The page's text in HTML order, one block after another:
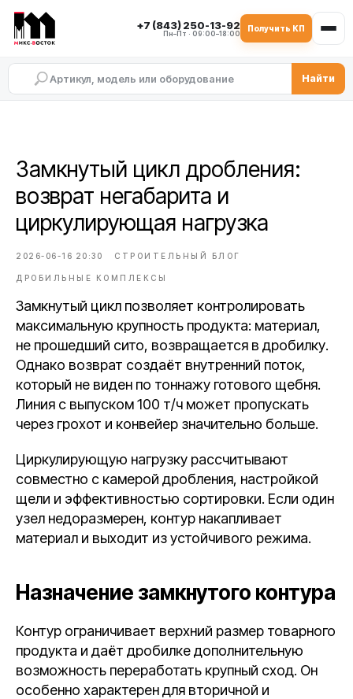
+7 (843) 250-13-92
Пн–Пт · 09:00–18:00
Получить КП
Найти
Замкнутый цикл дробления:
возврат негабарита и
циркулирующая нагрузка
2026-06-16 20:30 СТРОИТЕЛЬНЫЙ БЛОГ
ДРОБИЛЬНЫЕ КОМПЛЕКСЫ
Замкнутый цикл позволяет контролировать
максимальную крупность продукта: материал,
не прошедший сито, возвращается в дробилку.
Однако возврат создаёт внутренний поток,
который не виден по тоннажу готового щебня.
Линия с выпуском 100 т/ч может пропускать
через грохот и конвейер значительно больше.
Циркулирующую нагрузку рассчитывают
совместно с камерой дробления, настройкой
щели и эффективностью сортировки. Если один
узел недоразмерен, контур накапливает
материал и выходит из устойчивого режима.
Назначение замкнутого контура
Контур ограничивает верхний размер товарного
продукта и даёт дробилке дополнительную
возможность переработать крупный сход. Он
особенно характерен для вторичной и